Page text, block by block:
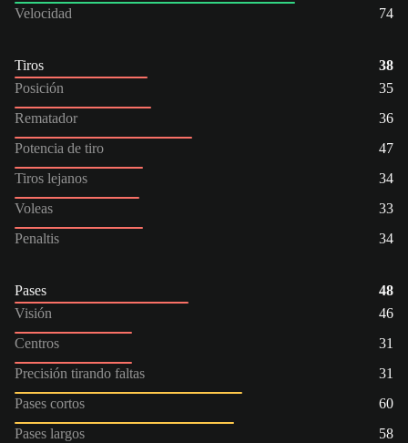
Velocidad
74
Tiros
38
Posición
35
Rematador
36
Potencia de tiro
47
Tiros lejanos
34
Voleas
33
Penaltis
34
Pases
48
Visión
46
Centros
31
Precisión tirando faltas
31
Pases cortos
60
Pases largos
58